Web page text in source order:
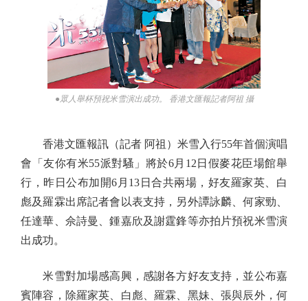
●眾人舉杯預祝米雪演出成功。 香港文匯報記者阿祖 攝
香港文匯報訊（記者 阿祖）米雪入行55年首個演唱
會「友你有米55派對騷」將於6月12日假麥花臣場館舉
行，昨日公布加開6月13日合共兩場，好友羅家英、白
彪及羅霖出席記者會以表支持，另外譚詠麟、何家勁、
任達華、佘詩曼、鍾嘉欣及謝霆鋒等亦拍片預祝米雪演
出成功。
米雪對加場感高興，感謝各方好友支持，並公布嘉
賓陣容，除羅家英、白彪、羅霖、黑妹、張與辰外，何